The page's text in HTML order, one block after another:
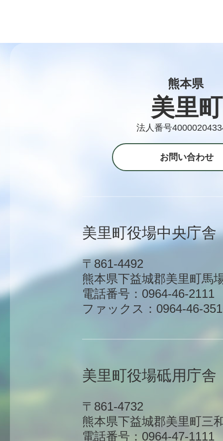
熊本県
美里町
法人番号
お問い合わせ
美里町役場中央庁舎
〒861-4492
熊本県下益城郡美里町馬
電話番号：0964-46-2111
ファックス：0964-46-
美里町役場砥用庁舎
〒861-4732
熊本県下益城郡美里町三
電話番号：0964-47-1111